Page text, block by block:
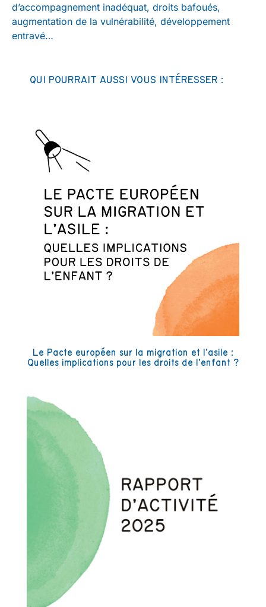
d’accompagnement inadéquat, droits bafoués,
augmentation de la vulnérabilité, développement
entravé…
QUI POURRAIT AUSSI VOUS INTÉRESSER :
Le Pacte européen sur la migration et l’asile :
Quelles implications pour les droits de l’enfant ?